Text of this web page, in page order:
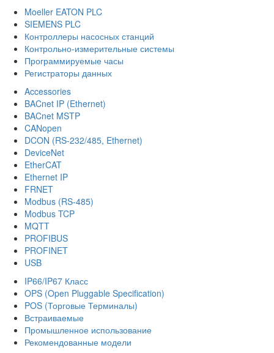
Moeller EATON PLC
SIEMENS PLC
Контроллеры насосных станций
Контрольно-измерительные системы
Программируемые часы
Регистраторы данных
Accessories
BACnet IP (Ethernet)
BACnet MSTP
CANopen
DCON (RS-232/485, Ethernet)
DeviceNet
EtherCAT
Ethernet IP
FRNET
Modbus (RS-485)
Modbus TCP
MQTT
PROFIBUS
PROFINET
USB
IP66/IP67 Класс
OPS (Open Pluggable Specification)
POS (Торговые Терминалы)
Встраиваемые
Промышленное использование
Рекомендованные модели